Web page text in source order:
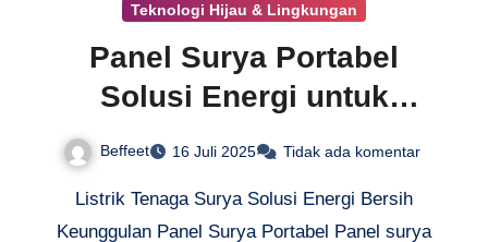
Teknologi Hijau & Lingkungan
Panel Surya Portabel
Solusi Energi untuk
Camping
Beffeet 16 Juli 2025 Tidak ada komentar
Listrik Tenaga Surya Solusi Energi Bersih
Keunggulan Panel Surya Portabel Panel surya